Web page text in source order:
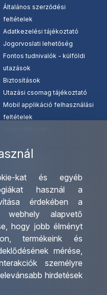
kat és egyéb
használ a
érdekében a
webhely alapvető
, hogy jobb élményt
,termékeink és
mérése,
személyre
hirdetések
Általános szerződési
feltételek
Adatkezelési tájékoztató
Jogorvoslati lehetőség
Fontos tudnivalók - külföldi
utazások
Biztosítások
Utazási csomag tájékoztató
Mobil applikáció felhasználási
feltételek
Irodáink
Utazásszervező partnereink
Viszonteladó Partnereink
Partnereinknek
Utazási kérdőív
Impresszum